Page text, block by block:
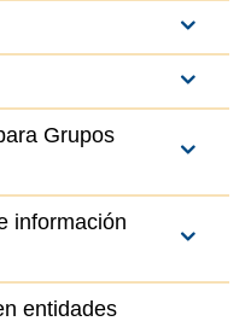
Grupos
información
entidades